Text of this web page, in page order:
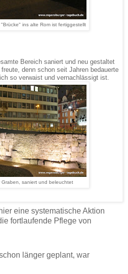
ins alte Rom ist fertiggestellt
Bereich saniert und neu gestaltet
denn schon seit Jahren bedauerte
so verwaist und vernachlässigt ist.
saniert und beleuchtet
eine systematische Aktion
fortlaufende Pflege von
länger geplant, war